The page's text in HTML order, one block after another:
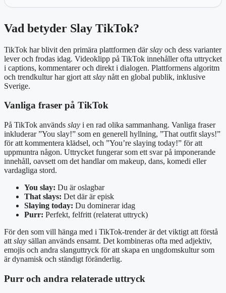
Vad betyder Slay TikTok?
TikTok har blivit den primära plattformen därslay och dess varianter
lever och frodas idag. Videoklipp på TikTok innehåller ofta uttrycket
i captions, kommentarer och direkt i dialogen. Plattformens algoritm
och trendkultur har gjort att slay nått en global publik, inklusive
Sverige.
Vanliga fraser på TikTok
På TikTok används slay i en rad olika sammanhang. Vanliga fraser
inkluderar ”You slay!” som en generell hyllning, ”That outfit slays!”
för att kommentera klädsel, och ”You’re slaying today!” för att
uppmuntra någon. Uttrycket fungerar som ett svar på imponerande
innehåll, oavsett om det handlar om makeup, dans, komedi eller
vardagliga stord.
You slay: Du är oslagbar
That slays: Det där är episk
Slaying today: Du dominerar idag
Purr: Perfekt, felfritt (relaterat uttryck)
För den som vill hänga med i TikTok-trender är det viktigt att förstå
att slay sällan används ensamt. Det kombineras ofta med adjektiv,
emojis och andra slanguttryck för att skapa en ungdomskultur som
är dynamisk och ständigt föränderlig.
Purr och andra relaterade uttryck